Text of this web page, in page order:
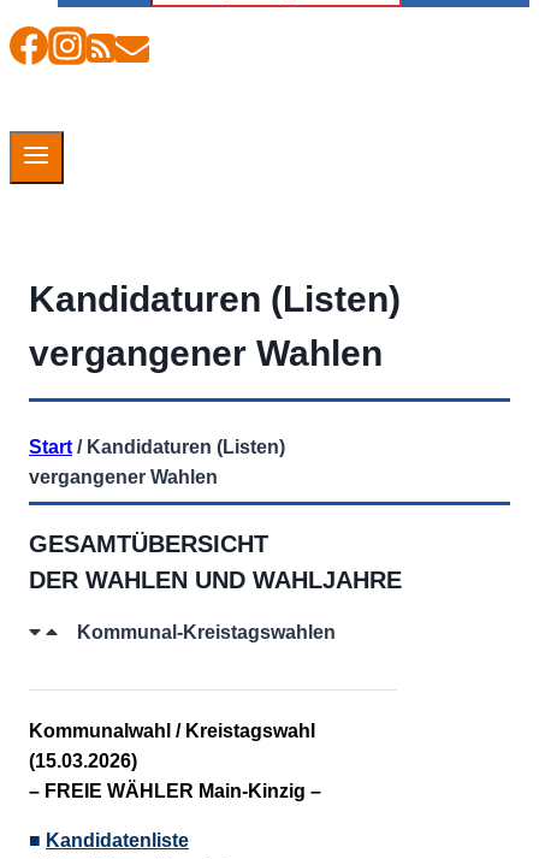
Kandidaturen (Listen)
vergangener Wahlen
Start / Kandidaturen (Listen)
vergangener Wahlen
GESAMTÜBERSICHT
DER WAHLEN UND WAHLJAHRE
Kommunal-Kreistagswahlen
Kommunalwahl / Kreistagswahl
(15.03.2026)
– FREIE WÄHLER Main-Kinzig –
■ Kandidatenliste